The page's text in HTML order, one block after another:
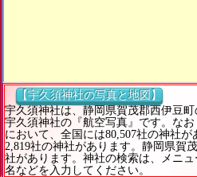
【宇久須神社の写真と地図】
宇久須神社は、静岡県賀茂郡西伊豆町
宇久須神社の『航空写真』です。なお
において、全国には80,507社の神社
2,819社の神社があります。静岡県賀
社があります。神社の検索は、メニ
名などを入力してください。